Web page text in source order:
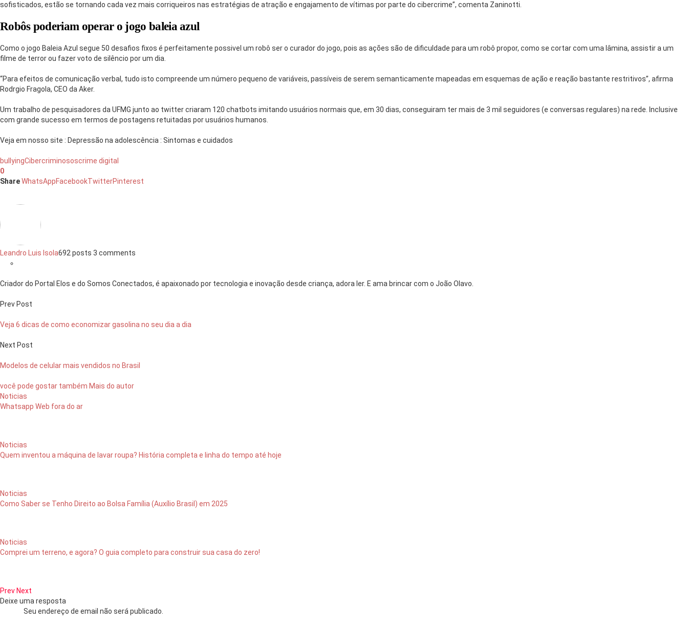
sofisticados, estão se tornando cada vez mais corriqueiros nas estratégias de atração e engajamento de vítimas por parte do cibercrime”, comenta Zaninotti.
Robôs poderiam operar o jogo baleia azul
Como o jogo Baleia Azul segue 50 desafios fixos é perfeitamente possivel um robô ser o curador do jogo, pois as ações são de dificuldade para um robô propor, como se cortar com uma lâmina, assistir a um
filme de terror ou fazer voto de silêncio por um dia.
“Para efeitos de comunicação verbal, tudo isto compreende um número pequeno de variáveis, passíveis de serem semanticamente mapeadas em esquemas de ação e reação bastante restritivos”, afirma
Rodrgio Fragola, CEO da Aker.
Um trabalho de pesquisadores da UFMG junto ao twitter criaram 120 chatbots imitando usuários normais que, em 30 dias, conseguiram ter mais de 3 mil seguidores (e conversas regulares) na rede. Inclusive
com grande sucesso em termos de postagens retuitadas por usuários humanos.
Veja em nosso site : Depressão na adolescência : Sintomas e cuidados
bullyingCibercriminososcrime digital
0
ShareWhatsAppFacebookTwitterPinterest
Leandro Luis Isola692 posts 3 comments
Criador do Portal Elos e do Somos Conectados, é apaixonado por tecnologia e inovação desde criança, adora ler. E ama brincar com o João Olavo.
Prev Post
Veja 6 dicas de como economizar gasolina no seu dia a dia
Next Post
Modelos de celular mais vendidos no Brasil
você pode gostar também Mais do autor
Noticias
Whatsapp Web fora do ar
Noticias
Quem inventou a máquina de lavar roupa? História completa e linha do tempo até hoje
Noticias
Como Saber se Tenho Direito ao Bolsa Família (Auxílio Brasil) em 2025
Noticias
Comprei um terreno, e agora? O guia completo para construir sua casa do zero!
Prev Next
Deixe uma resposta
Seu endereço de email não será publicado.